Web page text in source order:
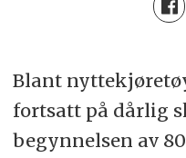
Blant
fortsatt på dårlig
begynnelsen av